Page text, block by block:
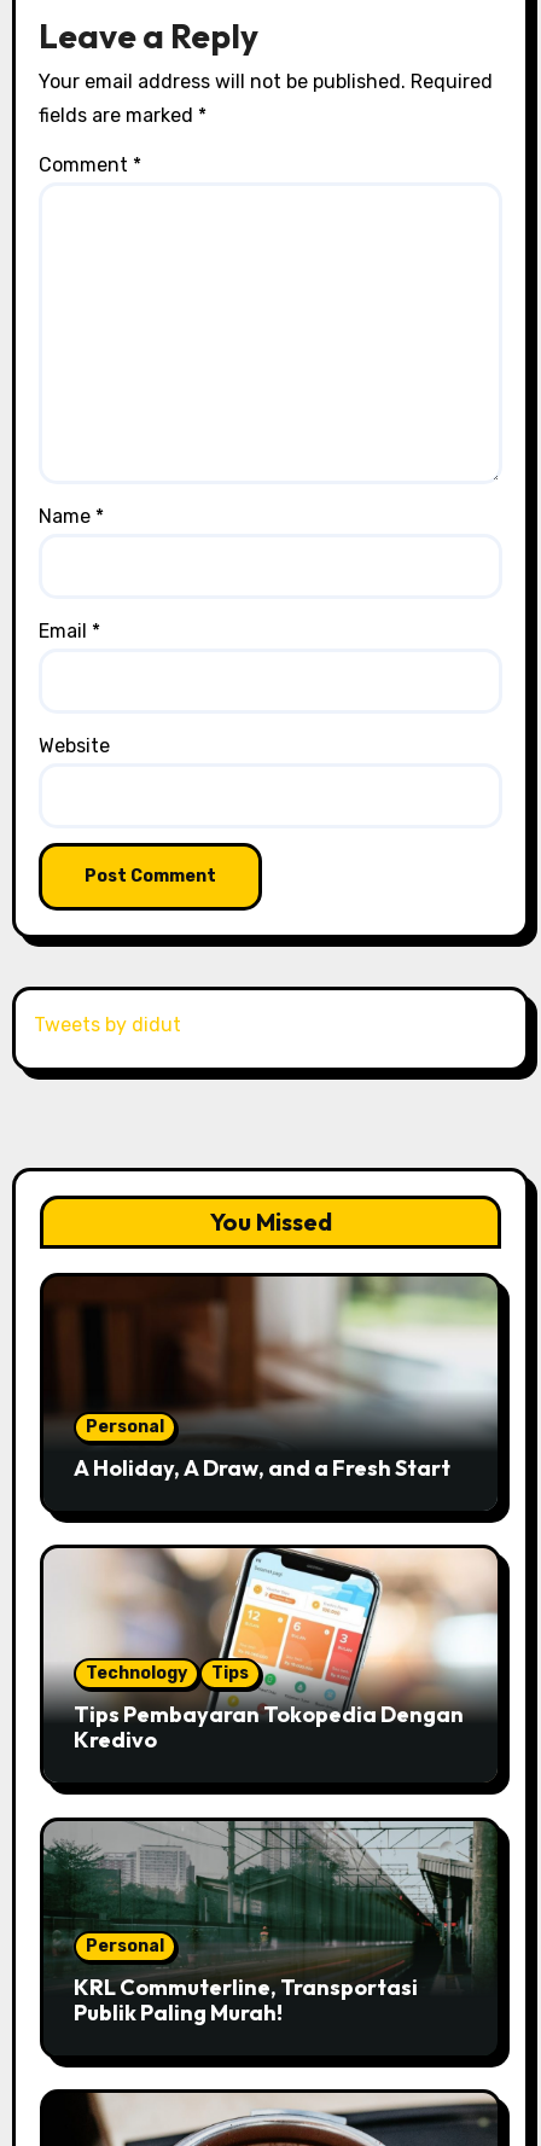
Leave a Reply
Your email address will not be published. Required
fields are marked *
Comment *
Name *
Email *
Website
Tweets by didut
You Missed
Personal
A Holiday, A Draw, and a Fresh Start
Technology Tips
Tips Pembayaran Tokopedia Dengan
Kredivo
Personal
KRL Commuterline, Transportasi
Publik Paling Murah!